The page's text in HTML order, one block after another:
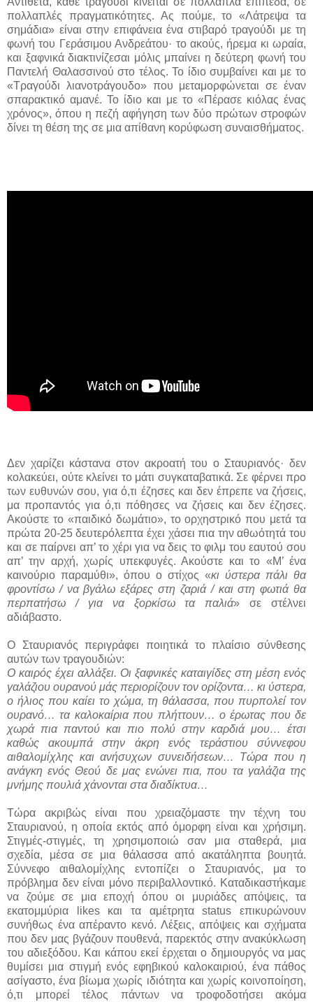
πολλαπλές πραγματικότητες. Ας πούμε, το «Λάτρεψα τα
σημάδια» είναι στην επιφάνεια ένα στιβαρό τραγούδι με τη
φωνή του Γεράσιμου Ανδρεάτου· το ακούς, ήρεμα κι ωραία,
και ξαφνικά διακτινίζεσαι μόλις μπαίνει η δεύτερη φωνή του
Παντελή Θαλασσινού στο τέλος. Το ίδιο συμβαίνει και με το
«Τραγούδι λιανοτράγουδο» που μεταμορφώνεται σε έναν
σπαρακτικό αμανέ. Το ίδιο και με το «Πέρασε κιόλας ένας
χρόνος», όπου η πεζή αφήγηση των δύο πρώτων στροφών
δίνει τη θέση της σε μια απίθανη κορύφωση συναισθήματος.
Δεν χαρίζει κάστανα στον ακροατή του ο Σταυριανός· δεν
κολακεύει, ούτε κλείνει το μάτι συγκαταβατικά. Σε φέρνει προ
των ευθυνών σου, για ό,τι έζησες και δεν έπρεπε να ζήσεις,
μα προπαντός για ό,τι πόθησες να ζήσεις και δεν έζησες.
Ακούστε το «παιδικό δωμάτιο», το ορχηστρικό που μετά τα
πρώτα 20-25 δευτερόλεπτα έχει χάσει πια την αθωότητά του
και σε παίρνει απ’ το χέρι για να δεις το φιλμ του εαυτού σου
απ’ την αρχή, χωρίς υπεκφυγές. Ακούστε και το «Μ’ ένα
καινούριο παραμύθι», όπου ο στίχος «κι ύστερα πάλι θα
φροντίσω / να βγάλω εξάρες στη ζαριά / και στη φωτιά θα
περπατήσω / για να ξορκίσω τα παλιά» σε στέλνει
αδιάβαστο.
Ο Σταυριανός περιγράφει ποιητικά το πλαίσιο σύνθεσης
αυτών των τραγουδιών:
Ο καιρός έχει αλλάξει. Οι ξαφνικές καταιγίδες στη μέση ενός
γαλάζιου ουρανού μάς περιορίζουν τον ορίζοντα… κι ύστερα,
ο ήλιος που καίει το χώμα, τη θάλασσα, που πυρπολεί τον
ουρανό… τα καλοκαίρια που πλήττουν… ο έρωτας που δε
χωρά πια παντού και πιο πολύ στην καρδιά μου… έτσι
καθώς ακουμπά στην άκρη ενός τεράστιου σύννεφου
αιθαλομίχλης και ανήσυχων συνειδήσεων… Τώρα που η
ανάγκη ενός Θεού δε μας ενώνει πια, που τα γαλάζια της
μνήμης πουλιά χάνονται στα διαδίκτυα…
Τώρα ακριβώς είναι που χρειαζόμαστε την τέχνη του
Σταυριανού, η οποία εκτός από όμορφη είναι και χρήσιμη.
Στιγμές-στιγμές, τη χρησιμοποιώ σαν μια σταθερά, μια
σχεδία, μέσα σε μια θάλασσα από ακατάληπτα βουητά.
Σύννεφο αιθαλομίχλης εντοπίζει ο Σταυριανός, μα το
πρόβλημα δεν είναι μόνο περιβαλλοντικό. Καταδικαστήκαμε
να ζούμε σε μια εποχή όπου οι μυριάδες απόψεις, τα
εκατομμύρια
likes και τα αμέτρηταstatusεπικυρώνουν
συνήθως ένα απέραντο κενό. Λέξεις, απόψεις και σχήματα
που δεν μας βγάζουν πουθενά, παρεκτός στην ανακύκλωση
του αδιεξόδου. Και κάπου εκεί έρχεται ο δημιουργός να μας
θυμίσει μια στιγμή ενός εφηβικού καλοκαιριού, ένα πάθος
ασίγαστο, ένα βίωμα χωρίς ιδιότητα και χωρίς κοινοποίηση,
ό,τι μπορεί τέλος πάντων να τροφοδοτήσει ακόμα